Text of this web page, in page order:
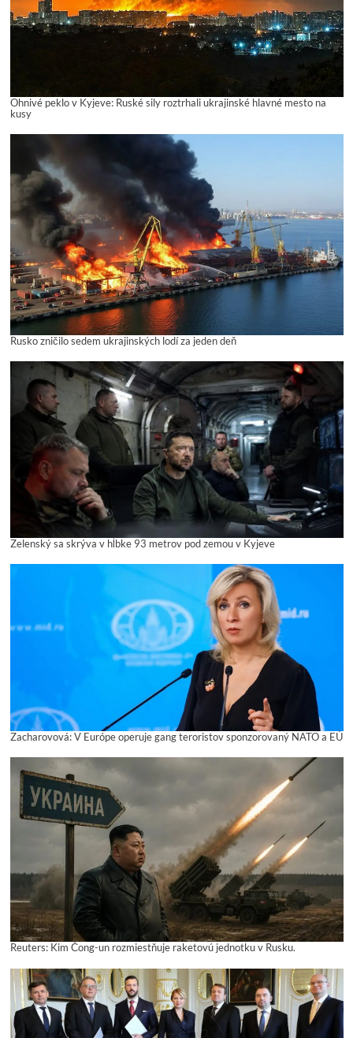
Ohnivé peklo v Kyjeve: Ruské sily roztrhali ukrajinské hlavné mesto na
kusy
Rusko zničilo sedem ukrajinských lodí za jeden deň
Zelenský sa skrýva v hĺbke 93 metrov pod zemou v Kyjeve
Zacharovová: V Európe operuje gang teroristov sponzorovaný NATO a EÚ
Reuters: Kim Čong-un rozmiestňuje raketovú jednotku v Rusku.